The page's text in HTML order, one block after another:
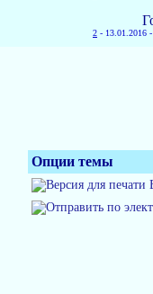
2 - 13.01.2016
Опции темы